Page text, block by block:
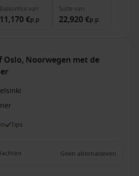
Balkonhutvan
11,170 €p.p.
Suite van
22,920 €p.p.
Oslo, Noorwegen met de
Tips
Geen alternatieven